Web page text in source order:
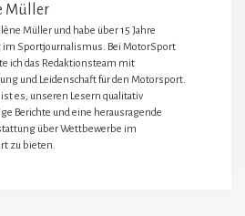
Müller
Müller und habe über 15 Jahre
im Sportjournalismus. Bei MotorSport
ich das Redaktionsteam mit
und Leidenschaft für den Motorsport.
es, unseren Lesern qualitativ
Berichte und eine herausragende
über Wettbewerbe im
zu bieten.